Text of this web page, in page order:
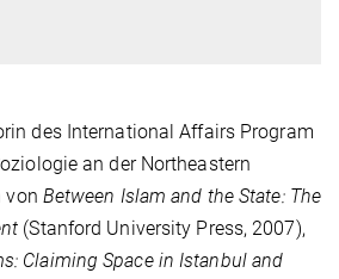
des International Affairs Program
an der Northeastern
von Between Islam and the State: The
(Stanford University Press, 2007),
Claiming Space in Istanbul and